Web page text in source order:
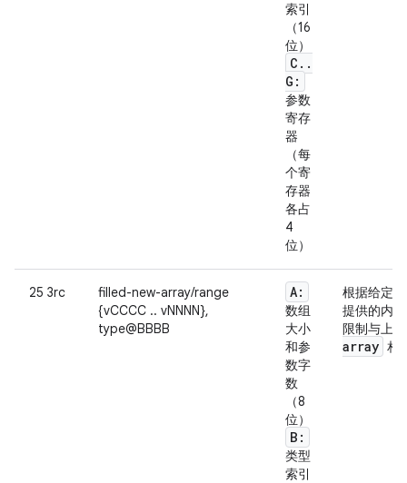
索引
（16
位）
C . .
G:
参数
寄存
器
（每
个寄
存器
各占
4
位）
25 3rc
filled-new-array/range
{vCCCC .. vNNNN},
type@BBBB
A:
数组
大小
和参
数字
数
（8
位）
B:
类型
索引
根据给定
提供的内
限制与上
array 相